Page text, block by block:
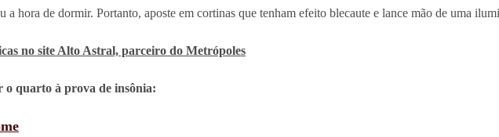
hora de dormir. Portanto, aposte em cortinas que tenham efeito blecaute e lance mão de uma
no site Alto Astral, parceiro do Metrópoles
o quarto à prova de insônia: